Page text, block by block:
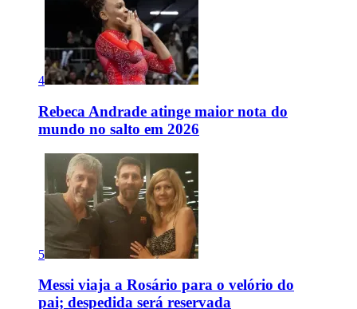
4
Rebeca Andrade atinge maior nota do
mundo no salto em 2026
5
Messi viaja a Rosário para o velório do
pai; despedida será reservada